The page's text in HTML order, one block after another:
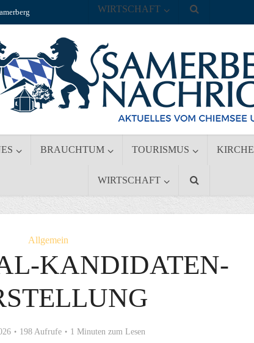
BRAUCHTUM TOURISMUS KIRCHE
WIRTSCHAFT
WIRTSCHAFT
Allgemein
KANDIDATEN-
198 Aufrufe 1 Minuten zum Lesen